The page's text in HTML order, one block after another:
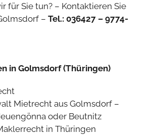
für Sie tun? – Kontaktieren Sie
– Tel.: 036427 – 9774-
in Golmsdorf (Thüringen)
Mietrecht aus Golmsdorf –
oder Beutnitz
in Thüringen